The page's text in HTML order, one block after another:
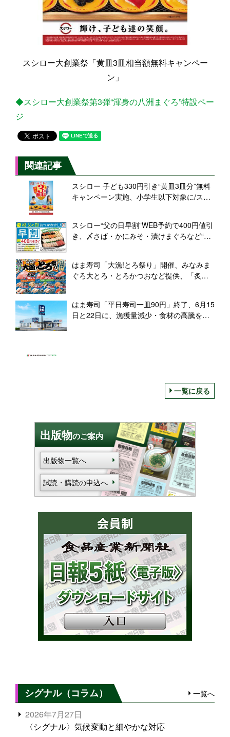
スシロー大創業祭「黄皿3皿相当額無料キャンペー
ン」
◆スシロー大創業祭第3弾“渾身の八洲まぐろ”特設ペー
ジ
関連記事
スシロー 子ども330円引き“黄皿3皿分”無料
キャンペーン実施、小学生以下対象に/スシ
スシロー“父の日早割”WEB予約で400円値引
き、〆さば・かにみそ・漬けまぐろなど“お
はま寿司「大漁!とろ祭り」開催、みなみま
ぐろ大とろ・とろかつおなど提供、「炙り
はま寿司「平日寿司一皿90円」終了、6月15
日と22日に、漁獲量減少・食材の高騰を受
一覧に戻る
出版物のご案内
出版物一覧へ
試読・購読の申込へ
シグナル（コラム） 一覧へ
2026年7月27日
〈シグナル〉気候変動と細やかな対応